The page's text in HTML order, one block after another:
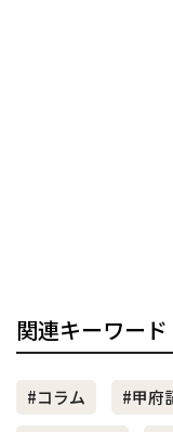
関連キーワード
#コラム #甲府